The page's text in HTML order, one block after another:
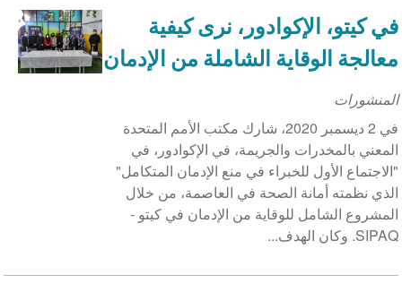
في كيتو، الإكوادور، نرى كيفية
معالجة الوقاية الشاملة من الإدمان
المنشورات
في 2 ديسمبر 2020، شارك مكتب الأمم المتحدة
المعني بالمخدرات والجريمة، في الإكوادور، في
"الاجتماع الأول للخبراء في منع الإدمان المتكامل"
الذي نظمته أمانة الصحة في العاصمة، من خلال
المشروع الشامل للوقاية من الإدمان في كيتو -
SIPAQ. وكان الهدف...